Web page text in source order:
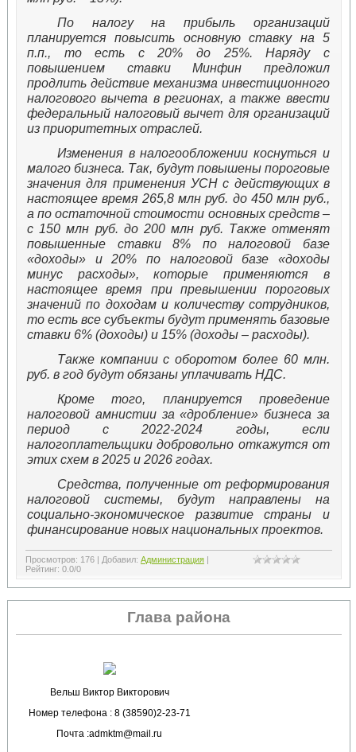
По налогу на прибыль организаций
планируется повысить основную ставку на 5
п.п., то есть с 20% до 25%. Наряду с
повышением ставки Минфин предложил
продлить действие механизма инвестиционного
налогового вычета в регионах, а также ввести
федеральный налоговый вычет для организаций
из приоритетных отраслей.
Изменения в налогообложении коснуться и
малого бизнеса. Так, будут повышены пороговые
значения для применения УСН с действующих в
настоящее время 265,8 млн руб. до 450 млн руб.,
а по остаточной стоимости основных средств –
с 150 млн руб. до 200 млн руб. Также отменят
повышенные ставки 8% по налоговой базе
«доходы» и 20% по налоговой базе «доходы
минус расходы», которые применяются в
настоящее время при превышении пороговых
значений по доходам и количеству сотрудников,
то есть все субъекты будут применять базовые
ставки 6% (доходы) и 15% (доходы – расходы).
Также компании с оборотом более 60 млн.
руб. в год будут обязаны уплачивать НДС.
Кроме того, планируется проведение
налоговой амнистии за «дробление» бизнеса за
период с 2022-2024 годы, если
налогоплательщики добровольно откажутся от
этих схем в 2025 и 2026 годах.
Средства, полученные от реформирования
налоговой системы, будут направлены на
социально-экономическое развитие страны и
финансирование новых национальных проектов.
Просмотров: 176| Добавил: Администрация |
Рейтинг: 0.0/0
Глава района
Вельш Виктор Викторович
Номер телефона : 8 (38590)2-23-71
Почта :admktm@mail.ru